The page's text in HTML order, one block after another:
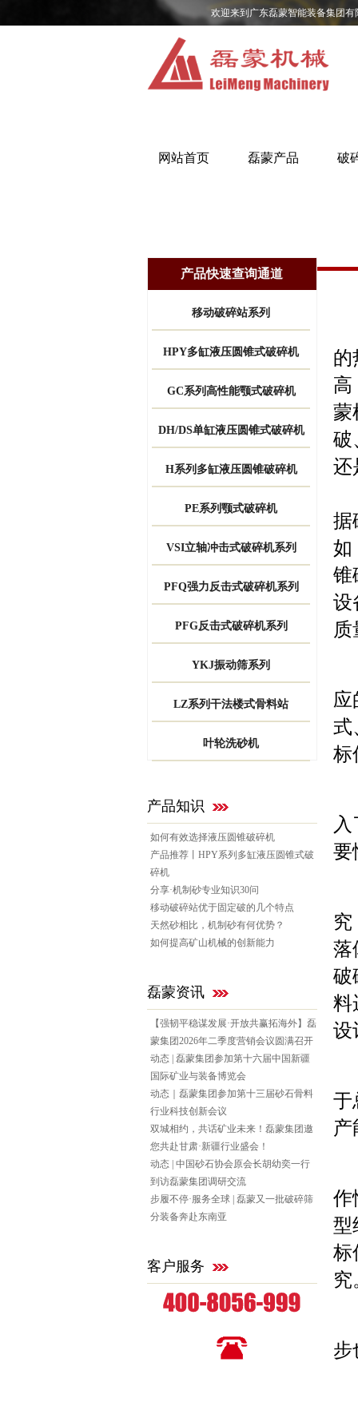
欢迎来到广东磊蒙智能装备集团
网站首页 磊蒙产品 破
产品快速查询通道
移动破碎站系列
HPY多缸液压圆锥式破碎机
GC系列高性能颚式破碎机
DH/DS单缸液压圆锥式破碎机
H系列多缸液压圆锥破碎机
PE系列颚式破碎机
VSI立轴冲击式破碎机系列
PFQ强力反击式破碎机系列
PFG反击式破碎机系列
YKJ振动筛系列
LZ系列干法楼式骨料站
叶轮洗砂机
产品知识
如何有效选择液压圆锥破碎机
产品推荐丨HPY系列多缸液压圆锥式破
碎机
分享·机制砂专业知识30问
移动破碎站优于固定破的几个特点
天然砂相比，机制砂有何优势？
如何提高矿山机械的创新能力
磊蒙资讯
【强韧平稳谋发展·开放共赢拓海外】磊
蒙集团2026年二季度营销会议圆满召开
动态 | 磊蒙集团参加第十六届中国新疆
国际矿业与装备博览会
动态｜磊蒙集团参加第十三届砂石骨料
行业科技创新会议
双城相约，共话矿业未来！磊蒙集团邀
您共赴甘肃·新疆行业盛会！
动态 | 中国砂石协会原会长胡幼奕一行
到访磊蒙集团调研交流
步履不停·服务全球 | 磊蒙又一批破碎筛
分装备奔赴东南亚
客户服务
的
高
蒙
破
还
据
如
锥
设
应
式
标
要
究
落
破
料
设
于
产
作
型
标
究
步